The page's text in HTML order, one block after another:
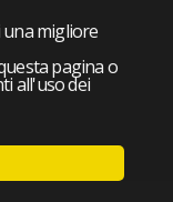
migliore
pagina o
all'uso dei